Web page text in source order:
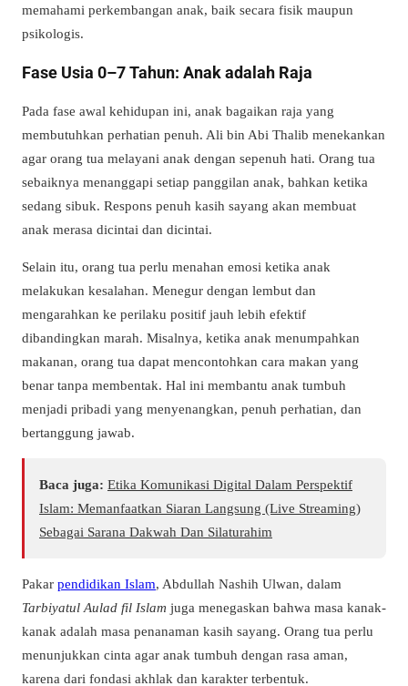
memahami perkembangan anak, baik secara fisik maupun
psikologis.
Fase Usia 0–7 Tahun: Anak adalah Raja
Pada fase awal kehidupan ini, anak bagaikan raja yang
membutuhkan perhatian penuh. Ali bin Abi Thalib menekankan
agar orang tua melayani anak dengan sepenuh hati. Orang tua
sebaiknya menanggapi setiap panggilan anak, bahkan ketika
sedang sibuk. Respons penuh kasih sayang akan membuat
anak merasa dicintai dan dicintai.
Selain itu, orang tua perlu menahan emosi ketika anak
melakukan kesalahan. Menegur dengan lembut dan
mengarahkan ke perilaku positif jauh lebih efektif
dibandingkan marah. Misalnya, ketika anak menumpahkan
makanan, orang tua dapat mencontohkan cara makan yang
benar tanpa membentak. Hal ini membantu anak tumbuh
menjadi pribadi yang menyenangkan, penuh perhatian, dan
bertanggung jawab.
Baca juga: Etika Komunikasi Digital Dalam Perspektif
Islam: Memanfaatkan Siaran Langsung (Live Streaming)
Sebagai Sarana Dakwah Dan Silaturahim
Pakar pendidikan Islam, Abdullah Nashih Ulwan, dalam
Tarbiyatul Aulad fil Islam juga menegaskan bahwa masa kanak-
kanak adalah masa penanaman kasih sayang. Orang tua perlu
menunjukkan cinta agar anak tumbuh dengan rasa aman,
karena dari fondasi akhlak dan karakter terbentuk.